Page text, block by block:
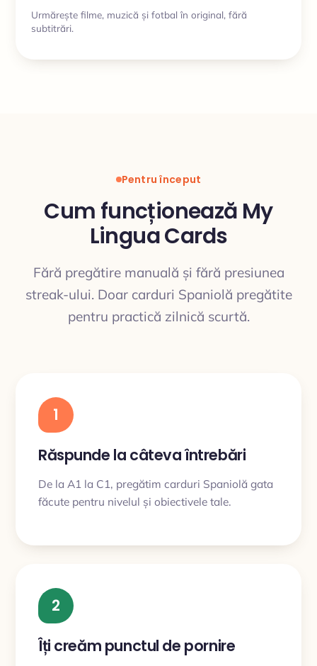
Urmărește filme, muzică și fotbal în original, fără
subtitrări.
Pentru început
Cum funcționează My
Lingua Cards
Fără pregătire manuală și fără presiunea
streak-ului. Doar carduri Spaniolă pregătite
pentru practică zilnică scurtă.
1
Răspunde la câteva întrebări
De la A1 la C1, pregătim carduri Spaniolă gata
făcute pentru nivelul și obiectivele tale.
2
Îți creăm punctul de pornire